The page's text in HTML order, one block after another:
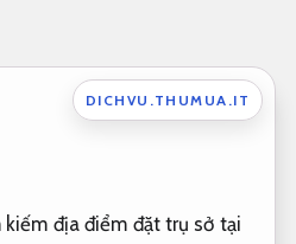
DICHVU.THUMUA.IT
địa điểm đặt trụ sở tại